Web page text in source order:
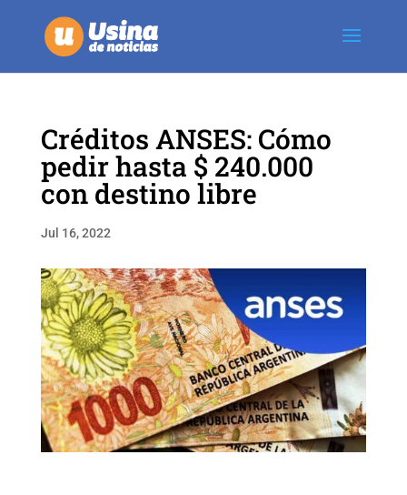
Créditos ANSES: Cómo
pedir hasta $ 240.000
con destino libre
Jul 16, 2022